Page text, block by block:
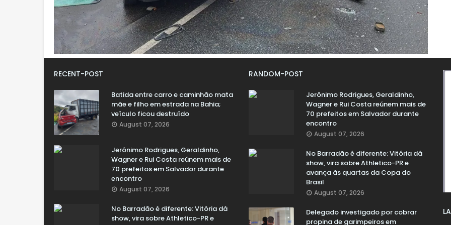
RECENT-POST
Batida entre carro e caminhão mata
mãe e filho em estrada na Bahia;
veículo ficou destruído
August 07, 2026
Jerônimo Rodrigues, Geraldinho,
Wagner e Rui Costa reúnem mais de
70 prefeitos em Salvador durante
encontro
August 07, 2026
No Barradão é diferente: Vitória dá
show, vira sobre Athletico-PR e
RANDOM-POST
Jerônimo Rodrigues, Geraldinho,
Wagner e Rui Costa reúnem mais de
70 prefeitos em Salvador durante
encontro
August 07, 2026
No Barradão é diferente: Vitória dá
show, vira sobre Athletico-PR e
avança às quartas da Copa do
Brasil
August 07, 2026
Delegado investigado por cobrar
propina de garimpeiros em